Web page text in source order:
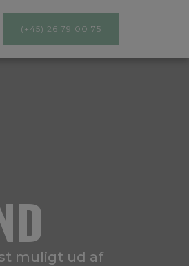
(+45) 26 79 00 75
muligt ud af